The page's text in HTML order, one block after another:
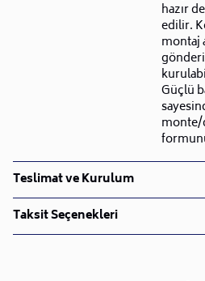
hazır
edilir.
montaj
Güçlü
Teslimat ve Kurulum
Teslimat ve Kurulum
• Siparişlerinizi aldıktan sonra
Taksit Seçenekleri